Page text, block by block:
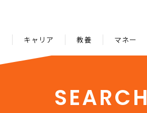
キャリア 教養 マネー
SEARCH